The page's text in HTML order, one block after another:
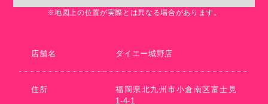
※地図上の位置が実際とは異なる場合があります。
店舗名 ダイエー城野店
住所
福岡県北九州市小倉南区富士見
1-4-1